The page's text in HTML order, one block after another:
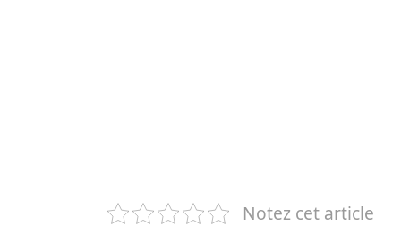
Notez cet article